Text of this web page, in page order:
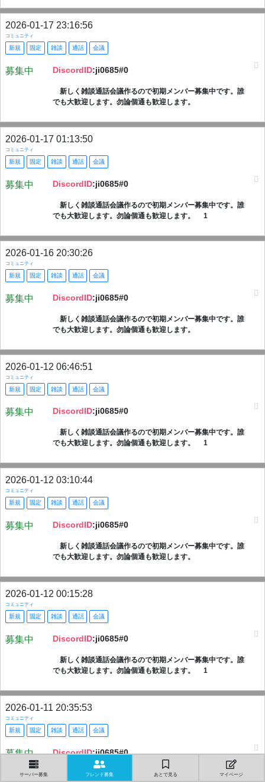
2026-01-17 23:16:56
コミュニティ
新規 固定 雑談 通話 会議
募集中 DiscordID:ji0685#0
新しく雑談通話会議作るので初期メンバー募集中です。誰
でも大歓迎します。勿論個通も歓迎します。
2026-01-17 01:13:50
コミュニティ
新規 固定 雑談 通話 会議
募集中 DiscordID:ji0685#0
新しく雑談通話会議作るので初期メンバー募集中です。誰
でも大歓迎します。勿論個通も歓迎します。 1
2026-01-16 20:30:26
コミュニティ
新規 固定 雑談 通話 会議
募集中 DiscordID:ji0685#0
新しく雑談通話会議作るので初期メンバー募集中です。誰
でも大歓迎します。勿論個通も歓迎します。
2026-01-12 06:46:51
コミュニティ
新規 固定 雑談 通話 会議
募集中 DiscordID:ji0685#0
新しく雑談通話会議作るので初期メンバー募集中です。誰
でも大歓迎します。勿論個通も歓迎します。 1
2026-01-12 03:10:44
コミュニティ
新規 固定 雑談 通話 会議
募集中 DiscordID:ji0685#0
新しく雑談通話会議作るので初期メンバー募集中です。誰
でも大歓迎します。勿論個通も歓迎します。
2026-01-12 00:15:28
コミュニティ
新規 固定 雑談 通話 会議
募集中 DiscordID:ji0685#0
新しく雑談通話会議作るので初期メンバー募集中です。誰
でも大歓迎します。勿論個通も歓迎します。 1
2026-01-11 20:35:53
コミュニティ
新規 固定 雑談 通話 会議
募集中 DiscordID:ji0685#0
新しく雑談通話会議作るので初期メンバー募集中です。誰
サーバー募集 フレンド募集 あとで見る マイページ